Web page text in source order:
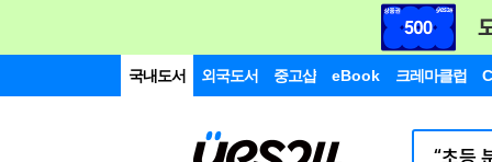
국내도서 외국도서 중고샵 eBook 크레마클럽